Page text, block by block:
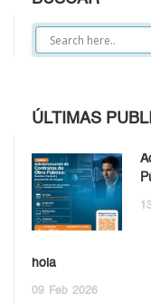
ÚLTIMAS
hola
09 Feb 2026